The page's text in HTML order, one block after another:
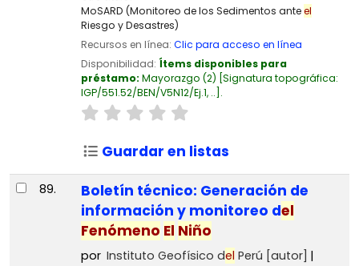
MoSARD (Monitoreo de los Sedimentos anteel
Riesgo y Desastres)
Recursos en línea: Clic para acceso en línea
Disponibilidad: Ítems disponibles para
préstamo: Mayorazgo (2) Signatura topográfica:
IGP/551.52/BEN/V5N12/Ej.1, .. .
Guardar en listas
89.
Boletín técnico: Generación de
información y monitoreo del
Fenómeno El Niño
por Instituto Geofísico del Perú [autor]